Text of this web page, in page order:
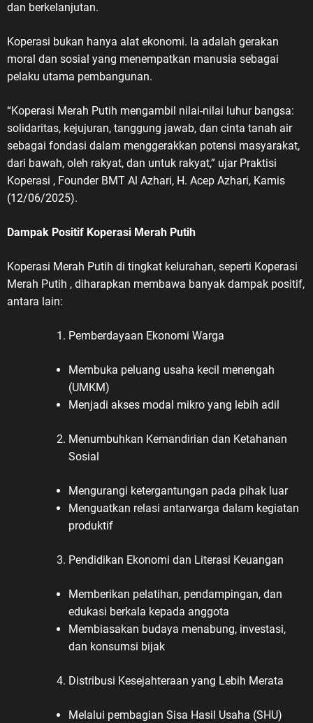
dan berkelanjutan.
Koperasi bukan hanya alat ekonomi. Ia adalah gerakan
moral dan sosial yang menempatkan manusia sebagai
pelaku utama pembangunan.
“Koperasi Merah Putih mengambil nilai-nilai luhur bangsa:
solidaritas, kejujuran, tanggung jawab, dan cinta tanah air
sebagai fondasi dalam menggerakkan potensi masyarakat,
dari bawah, oleh rakyat, dan untuk rakyat,” ujar Praktisi
Koperasi , Founder BMT Al Azhari, H. Acep Azhari, Kamis
(12/06/2025).
Dampak Positif Koperasi Merah Putih
Koperasi Merah Putih di tingkat kelurahan, seperti Koperasi
Merah Putih , diharapkan membawa banyak dampak positif,
antara lain:
Pemberdayaan Ekonomi Warga
Membuka peluang usaha kecil menengah
(UMKM)
Menjadi akses modal mikro yang lebih adil
Menumbuhkan Kemandirian dan Ketahanan
Sosial
Mengurangi ketergantungan pada pihak luar
Menguatkan relasi antarwarga dalam kegiatan
produktif
Pendidikan Ekonomi dan Literasi Keuangan
Memberikan pelatihan, pendampingan, dan
edukasi berkala kepada anggota
Membiasakan budaya menabung, investasi,
dan konsumsi bijak
Distribusi Kesejahteraan yang Lebih Merata
Melalui pembagian Sisa Hasil Usaha (SHU)